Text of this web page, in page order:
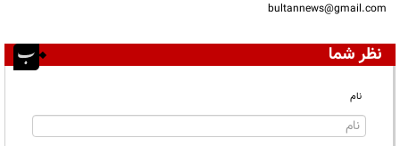
bultannews@gmail.com
نظر شما
نام